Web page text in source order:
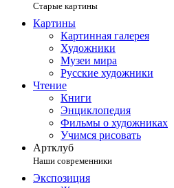
Старые картины
Картины
Картинная галерея
Художники
Музеи мира
Русские художники
Чтение
Книги
Энциклопедия
Фильмы о художниках
Учимся рисовать
Артклуб
Наши современники
Экспозиция